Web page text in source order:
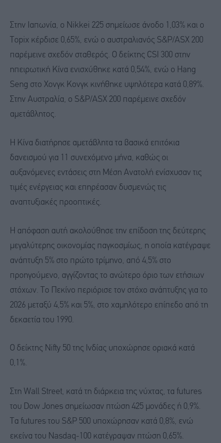
Στην Ιαπωνία, ο Nikkei 225 σημείωσε άνοδο 1,03% και ο
Topix κέρδισε 0,65%, ενώ ο αυστραλιανός S&P/ASX 200
παρέμεινε σχεδόν σταθερός. Ο δείκτης CSI 300 στην
ηπειρωτική Κίνα ενισχύθηκε κατά 0,54%, ενώ ο Hang
Seng στο Χονγκ Κονγκ κινήθηκε υψηλότερα κατά 0,89%.
Στην Αυστραλία, ο S&P/ASX 200 παρέμεινε σχεδόν
αμετάβλητος.
Η Κίνα διατήρησε αμετάβλητα τα βασικά επιτόκια
δανεισμού για 11 συνεχόμενο μήνα, καθώς οι
αυξανόμενες εντάσεις στη Μέση Ανατολή ενίσχυσαν τις
τιμές ενέργειας και επηρέασαν δυσμενώς τις
αναπτυξιακές προοπτικές.
Η απόφαση αυτή ακολούθησε την επίδοση της δεύτερης
μεγαλύτερης οικονομίας παγκοσμίως, η οποία κατέγραψε
ανάπτυξη 5% στο πρώτο τρίμηνο, από 4,5% στο
προηγούμενο, αγγίζοντας το ανώτερο όριο των ετήσιων
στόχων. Το Πεκίνο περιόρισε τον στόχο ανάπτυξης για το
2026 μεταξύ 4,5% και 5%, στο χαμηλότερο επίπεδο από τη
δεκαετία του 1990.
Ο δείκτης Nifty 50 της Ινδίας υποχώρησε οριακά κατά
0,1%.
Στη Wall Street, κατά τη διάρκεια της νύχτας, τα futures
του Dow Jones σημείωσαν πτώση 425 μονάδες ή 0,9%.
Τα futures του S&P 500 υποχώρησαν κατά 0,8%, ενώ
εκείνα του Nasdaq-100 κατέγραψαν πτώση 0,65%.